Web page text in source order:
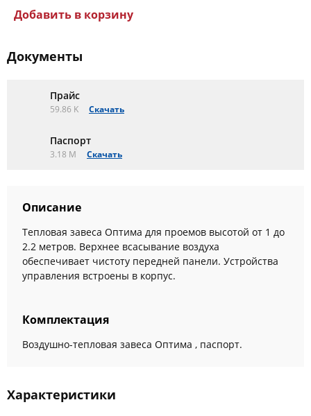
Добавить в корзину
Документы
Прайс
59.86 K Скачать
Паспорт
3.18 M Скачать
Описание
Тепловая завеса Оптима для проемов высотой от 1 до
2.2 метров. Верхнее всасывание воздуха
обеспечивает чистоту передней панели. Устройства
управления встроены в корпус.
Комплектация
Воздушно-тепловая завеса Оптима , паспорт.
Характеристики